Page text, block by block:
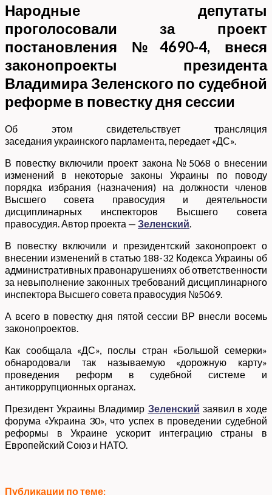
Народные депутаты
проголосовали за проект
постановления №4690-4, внеся
законопроекты президента
Владимира Зеленского по судебной
реформе в повестку дня сессии
Об этом свидетельствует трансляция
заседания украинского парламента, передает «ДС».
В повестку включили проект закона №5068 о внесении
изменений в некоторые законы Украины по поводу
порядка избрания (назначения) на должности членов
Высшего совета правосудия и деятельности
дисциплинарных инспекторов Высшего совета
правосудия. Автор проекта — Зеленский.
В повестку включили и президентский законопроект о
внесении изменений в статью 188-32 Кодекса Украины об
административных правонарушениях об ответственности
за невыполнение законных требований дисциплинарного
инспектора Высшего совета правосудия №5069.
А всего в повестку дня пятой сессии ВР внесли восемь
законопроектов.
Как сообщала «ДС», послы стран «Большой семерки»
обнародовали так называемую «дорожную карту»
проведения реформ в судебной системе и
антикоррупционных органах.
Президент Украины Владимир Зеленский заявил в ходе
форума «Украина 30», что успех в проведении судебной
реформы в Украине ускорит интеграцию страны в
Европейский Союз и НАТО.
Публикации по теме: